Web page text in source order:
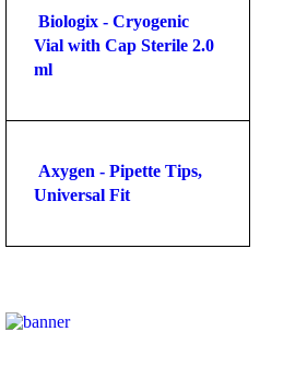
Biologix - Cryogenic
Vial with Cap Sterile 2.0
ml
Axygen - Pipette Tips,
Universal Fit